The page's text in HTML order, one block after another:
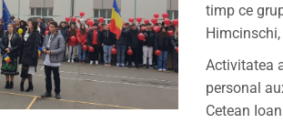
timp ce
Activitatea
personal
Cetean